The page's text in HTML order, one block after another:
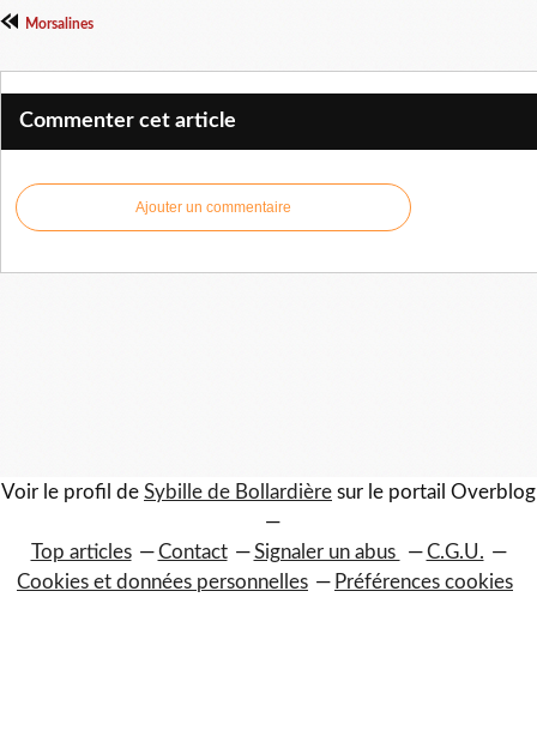
Morsalines
Commenter cet article
Ajouter un commentaire
Voir le profil de Sybille de Bollardière sur le portail Overblog
Top articles Contact Signaler un abus
C.G.U.
Cookies et données personnelles
Préférences cookies